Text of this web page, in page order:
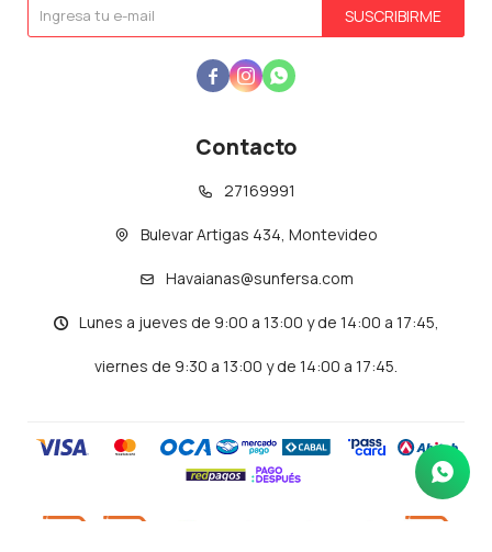
Contacto
27169991
Bulevar Artigas 434, Montevideo
Havaianas@sunfersa.com
Lunes a jueves de 9:00 a 13:00 y de 14:00 a 17:45,
viernes de 9:30 a 13:00 y de 14:00 a 17:45.
SUSCRIBIRME
  